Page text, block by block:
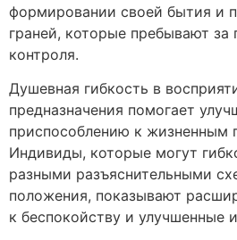
формировании своей бытия и
граней, которые пребывают за
контроля.
Душевная гибкость в
предназначения помогает
приспособлению к жизненным
Индивиды, которые могут
разными разъяснительными
положения, показывают
к беспокойству и улучшенные